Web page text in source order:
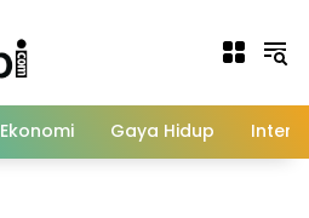
Ekonomi Gaya Hidup